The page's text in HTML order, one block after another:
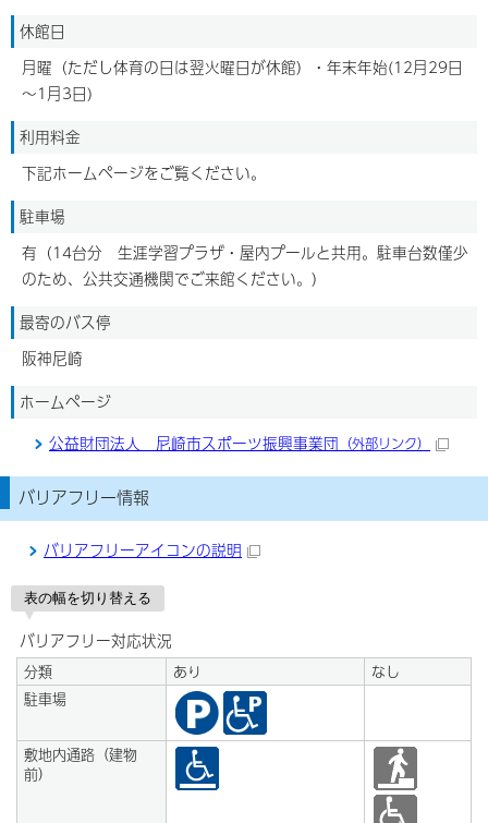
休館日
月曜（ただし体育の日は翌火曜日が休館）・年末年始(12月29日
～1月3日)
利用料金
下記ホームページをご覧ください。
駐車場
有（14台分 生涯学習プラザ・屋内プールと共用。駐車台数僅少
のため、公共交通機関でご来館ください。）
最寄のバス停
阪神尼崎
ホームページ
公益財団法人 尼崎市スポーツ振興事業団 （外部リンク）
バリアフリー情報
バリアフリーアイコンの説明
表の幅を切り替える
バリアフリー対応状況
分類 あり
なし
駐車場
敷地内通路（建物
前）